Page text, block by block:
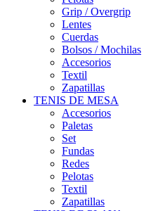
Grip / Overgrip
Lentes
Cuerdas
Bolsos / Mochilas
Accesorios
Textil
Zapatillas
TENIS DE MESA
Accesorios
Paletas
Set
Fundas
Redes
Pelotas
Textil
Zapatillas